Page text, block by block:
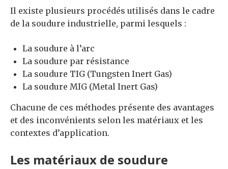
Il existe plusieurs procédés utilisés dans le cadre
de la soudure industrielle, parmi lesquels :
La soudure à l’arc
La soudure par résistance
La soudure TIG (Tungsten Inert Gas)
La soudure MIG (Metal Inert Gas)
Chacune de ces méthodes présente des avantages
et des inconvénients selon les matériaux et les
contextes d’application.
Les matériaux de soudure